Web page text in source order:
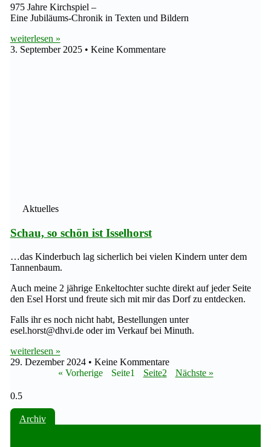
975 Jahre Kirchspiel –
Eine Jubiläums-Chronik in Texten und Bildern
weiterlesen »
3. September 2025
Keine Kommentare
Aktuelles
Schau, so schön ist Isselhorst
…das Kinderbuch lag sicherlich bei vielen Kindern unter dem
Tannenbaum.
Auch meine 2 jährige Enkeltochter suchte direkt auf jeder Seite
den Esel Horst und freute sich mit mir das Dorf zu entdecken.
Falls ihr es noch nicht habt, Bestellungen unter
esel.horst@dhvi.de oder im Verkauf bei Minuth.
weiterlesen »
29. Dezember 2024
Keine Kommentare
« Vorherige
Seite1 Seite2 Nächste »
Archiv